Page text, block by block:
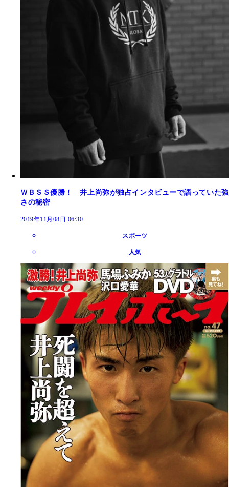
ＷＢＳＳ優勝！ 井上尚弥が独占インタビューで語っていた強
さの秘密
2019年11月08日 06:30
スポーツ
人気